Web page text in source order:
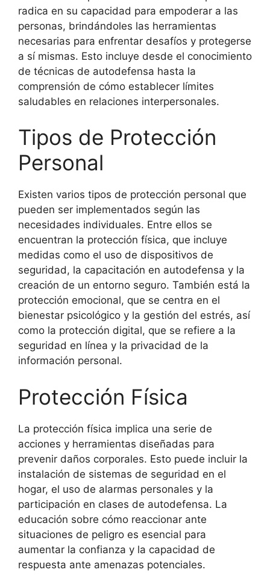
radica en su capacidad para empoderar a las
personas, brindándoles las herramientas
necesarias para enfrentar desafíos y protegerse
a sí mismas. Esto incluye desde el conocimiento
de técnicas de autodefensa hasta la
comprensión de cómo establecer límites
saludables en relaciones interpersonales.
Tipos de Protección
Personal
Existen varios tipos de protección personal que
pueden ser implementados según las
necesidades individuales. Entre ellos se
encuentran la protección física, que incluye
medidas como el uso de dispositivos de
seguridad, la capacitación en autodefensa y la
creación de un entorno seguro. También está la
protección emocional, que se centra en el
bienestar psicológico y la gestión del estrés, así
como la protección digital, que se refiere a la
seguridad en línea y la privacidad de la
información personal.
Protección Física
La protección física implica una serie de
acciones y herramientas diseñadas para
prevenir daños corporales. Esto puede incluir la
instalación de sistemas de seguridad en el
hogar, el uso de alarmas personales y la
participación en clases de autodefensa. La
educación sobre cómo reaccionar ante
situaciones de peligro es esencial para
aumentar la confianza y la capacidad de
respuesta ante amenazas potenciales.